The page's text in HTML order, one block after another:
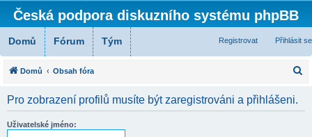
Česká podpora diskuzního systému phpBB
Domů Fórum Tým Přihlásit se
Registrovat
Domů Obsah fóra
Pro zobrazení profilů musíte být zaregistrováni a přihlášeni.
Uživatelské jméno: